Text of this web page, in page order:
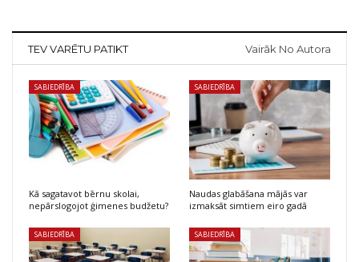
TEV VARĒTU PATIKT Vairāk No Autora
SABIEDRĪBA
Kā sagatavot bērnu skolai,
nepārslogojot ģimenes budžetu?
SABIEDRĪBA
Naudas glabāšana mājās var
izmaksāt simtiem eiro gadā
SABIEDRĪBA SABIEDRĪBA